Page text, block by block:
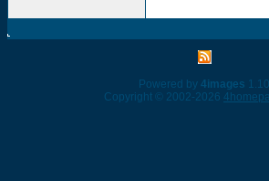
Powered by 4images 1.10
Copyright © 2002-2026